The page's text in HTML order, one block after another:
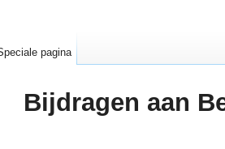
Bijdragen aan
pagina